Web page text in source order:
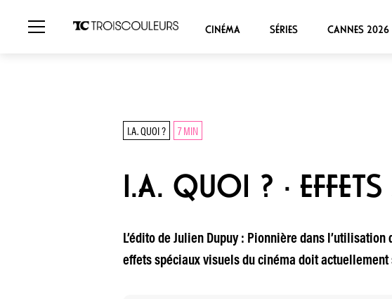
CINÉMA SÉRIES CANNES 2026
I.A. QUOI ? 7 MIN
I.A. QUOI ? ·
L’édito de Julien Dupuy : Pionnière dans
effets spéciaux visuels du cinéma doit